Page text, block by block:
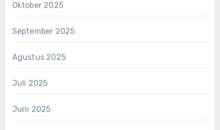
Oktober 2025
September 2025
Agustus 2025
Juli 2025
Juni 2025